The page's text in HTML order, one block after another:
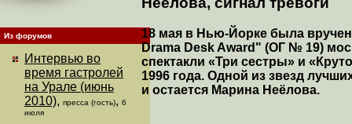
Из форумов
Интервью во
время гастролей
на Урале (июнь
2010), пресса (гость), 6
июля
18 мая в Нью-Йорке была
Drama Desk Award" (ОГ № 19)
спектакли «Три сестры» и
1996 года. Одной из звезд
и остается Марина Неёлова.